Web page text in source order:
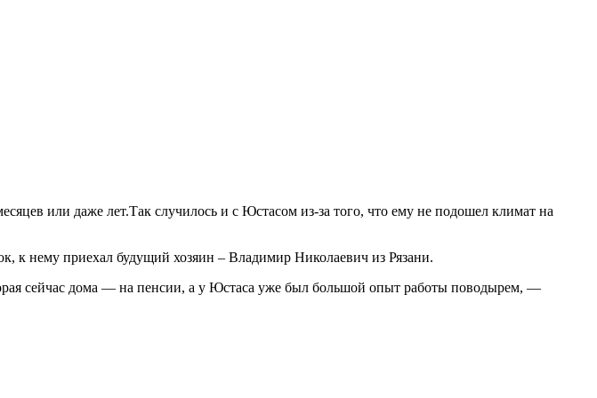
или даже лет.Так случилось и с Юстасом из-за того, что ему не подошел климат на
к нему приехал будущий хозяин – Владимир Николаевич из Рязани.
сейчас дома — на пенсии, а у Юстаса уже был большой опыт работы поводырем, —